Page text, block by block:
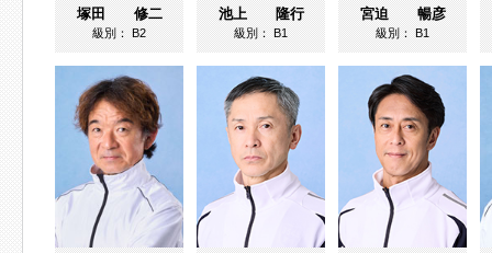
塚田 修二
級別：B2
池上 隆行
級別：B1
宮迫 暢彦
級別：B1